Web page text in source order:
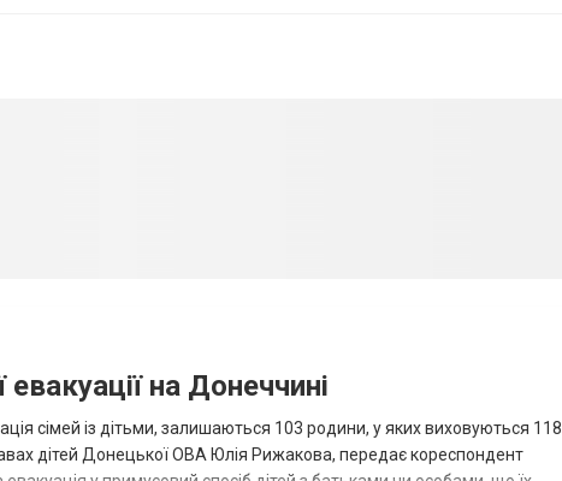
на Донеччині
сімей із дітьми, залишаються 103 родини, у яких виховуються 118
дітей Донецької ОВА Юлія Рижакова, передає кореспондент